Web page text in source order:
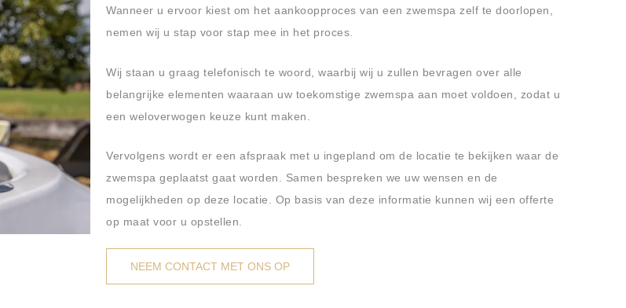
Wanneer u ervoor kiest om het aankoopproces van een zwemspa zelf te doorlopen,
nemen wij u stap voor stap mee in het proces.
Wij staan u graag telefonisch te woord, waarbij wij u zullen bevragen over alle
belangrijke elementen waaraan uw toekomstige zwemspa aan moet voldoen, zodat u
een weloverwogen keuze kunt maken.
Vervolgens wordt er een afspraak met u ingepland om de locatie te bekijken waar de
zwemspa geplaatst gaat worden. Samen bespreken we uw wensen en de
mogelijkheden op deze locatie. Op basis van deze informatie kunnen wij een offerte
op maat voor u opstellen.
NEEM CONTACT MET ONS OP